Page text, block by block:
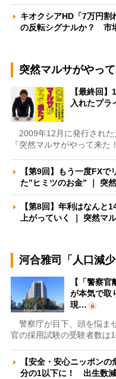
キオクシアHD「7万円割
の反転シグナルか？ 市
突然マルサがやって
【最終回
入れたプラ
2009年12月に発行された
『突然マルサがやって来
【第9回】もう一度FX
た”ヒミツのお金” ｜ 突
【第8回】年利はなん
上がっていく ｜ 突然マ
河合雅司「人口減
【「警察
が本気で取
現…
警察庁が目下、頭を悩ま
官の採用試験の受験者数は
【安全・安心ニッポン
分の1以下に！ 出生数